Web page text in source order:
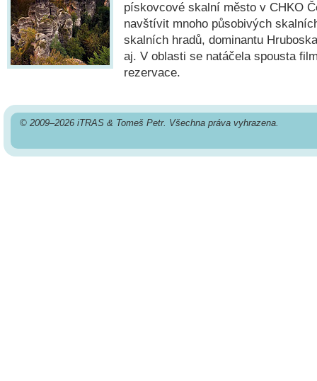
pískovcové skalní město v CHKO
navštívit mnoho působivých
skalních hradů, dominantu
aj. V oblasti se natáčela spousta
rezervace.
© 2009–2026 iTRAS & Tomeš Petr. Všechna práva vyhrazena.